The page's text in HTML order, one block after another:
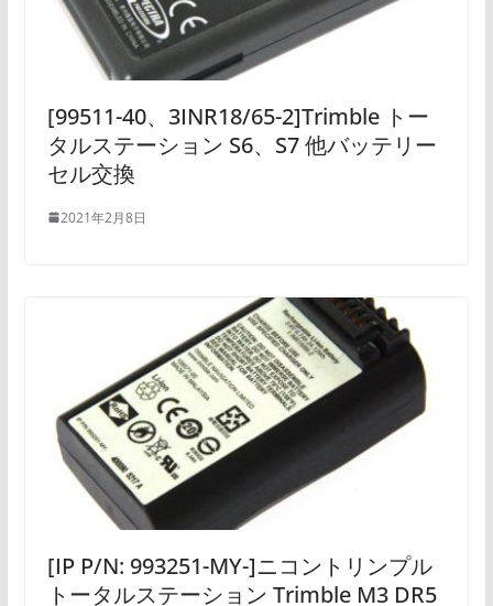
[99511-40、3INR18/65-2]Trimble トー
タルステーション S6、S7 他バッテリー
セル交換
2021年2月8日
[IP P/N: 993251-MY-]ニコントリンプル
トータルステーション Trimble M3 DR5